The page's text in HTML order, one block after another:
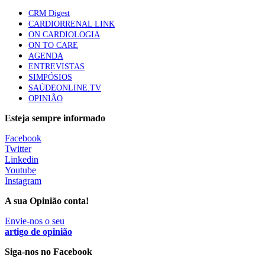
elegíveis para inibidores PD-(L)1
61 visualizações
Especialistas defendem mais potássio na alimentação
para ajudar a controlar a hipertensão
57 visualizações
MAIS NOTÍCIAS
Sindicato diz que nova carreira de médicos dentistas reforça
estabilidade no SNS
6 Ago, 2026
Mais de 400 utentes beneficiaram de comparticipação reforçada
para tratamentos de infertilidade na Madeira
6 Ago, 2026 0 Comments
CRM Digest
CARDIORRENAL LINK
ON CARDIOLOGIA
ON TO CARE
AGENDA
ENTREVISTAS
SIMPÓSIOS
SAÚDEONLINE.TV
OPINIÃO
Esteja sempre informado
Facebook
Twitter
Linkedin
Youtube
Instagram
A sua Opinião conta!
Envie-nos o seu
artigo de opinião
Siga-nos no Facebook